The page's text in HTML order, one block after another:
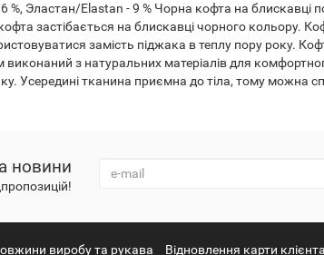
Эластан/Elastan - 9 % Чорна кофта на блискавці
застібається на блискавці чорного
замість піджака в теплу пору року.
з натуральних матеріалів для
Усередині тканина приємна до тіла, тому можна
новини
виробу та рукава Відновлення карти клієнта